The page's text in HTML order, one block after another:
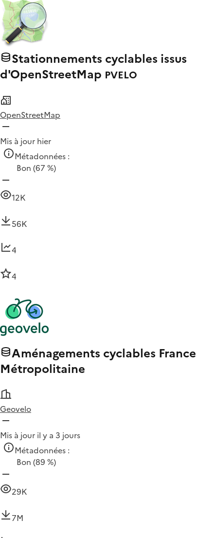
Stationnements cyclables issus
d'OpenStreetMap PVELO
OpenStreetMap
Mis à jour hier
Métadonnées :
Bon (67 %)
12K
56K
4
4
Aménagements cyclables France
Métropolitaine
Geovelo
Mis à jour il y a 3 jours
Métadonnées :
Bon (89 %)
29K
7M